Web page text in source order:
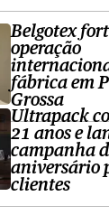
Belgotex
operação
fábrica em
Grossa
Ultrapack
21 anos e
campanha
aniversário
clientes